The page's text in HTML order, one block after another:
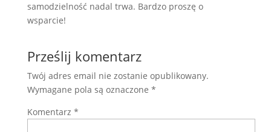
samodzielność nadal trwa. Bardzo proszę o
wsparcie!
Prześlij komentarz
Twój adres email nie zostanie opublikowany.
Wymagane pola są oznaczone *
Komentarz *